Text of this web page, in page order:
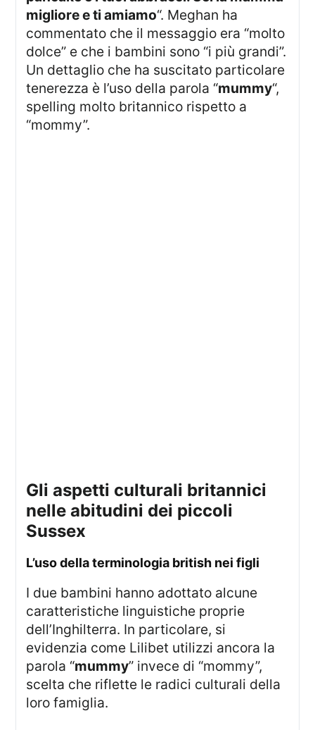
migliore e ti amiamo“. Meghan ha
commentato che il messaggio era “molto
dolce” e che i bambini sono “i più grandi”.
Un dettaglio che ha suscitato particolare
tenerezza è l’uso della parola “mummy“,
spelling molto britannico rispetto a
“mommy”.
gli aspetti culturali britannici
nelle abitudini dei piccoli
Sussex
l’uso della terminologia british nei figli
I due bambini hanno adottato alcune
caratteristiche linguistiche proprie
dell’Inghilterra. In particolare, si
evidenzia come Lilibet utilizzi ancora la
parola “mummy” invece di “mommy”,
scelta che riflette le radici culturali della
loro famiglia.